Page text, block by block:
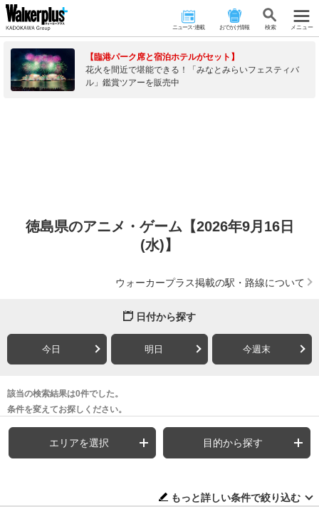
ニュース･連載 おでかけ情報 検 索 メニュー
【臨港パーク席と宿泊ホテルがセット】
花火を間近で堪能できる！「みなとみらいフェスティバ
ル」鑑賞ツアーを販売中
徳島県のアニメ・ゲーム【2026年9月16日
(水)】
ウォーカープラス掲載の駅・路線について
日付から探す
今日 明日 今週末
該当の検索結果は0件でした。
条件を変えてお探しください。
エリアを選択 目的から探す
もっと詳しい条件で絞り込む